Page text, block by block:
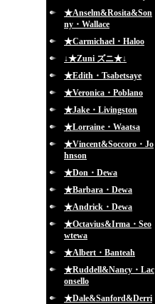
★Anselm&Rosita&Son
ny・Wallace
★Carmichael・Haloo
↓★Zuni ズニ★↓
★Edith・Tsabetsaye
★Veronica・Poblano
★Jake・Livingston
★Lorraine・Waatsa
★Vincent&Soccoro・Jo
hnson
★Don・Dewa
★Barbara・Dewa
★Andrick・Dewa
★Octavius&Irma・Seo
wtewa
★Albert・Banteah
★Ruddell&Nancy・Lac
onsello
★Dale&Sanford&Derri